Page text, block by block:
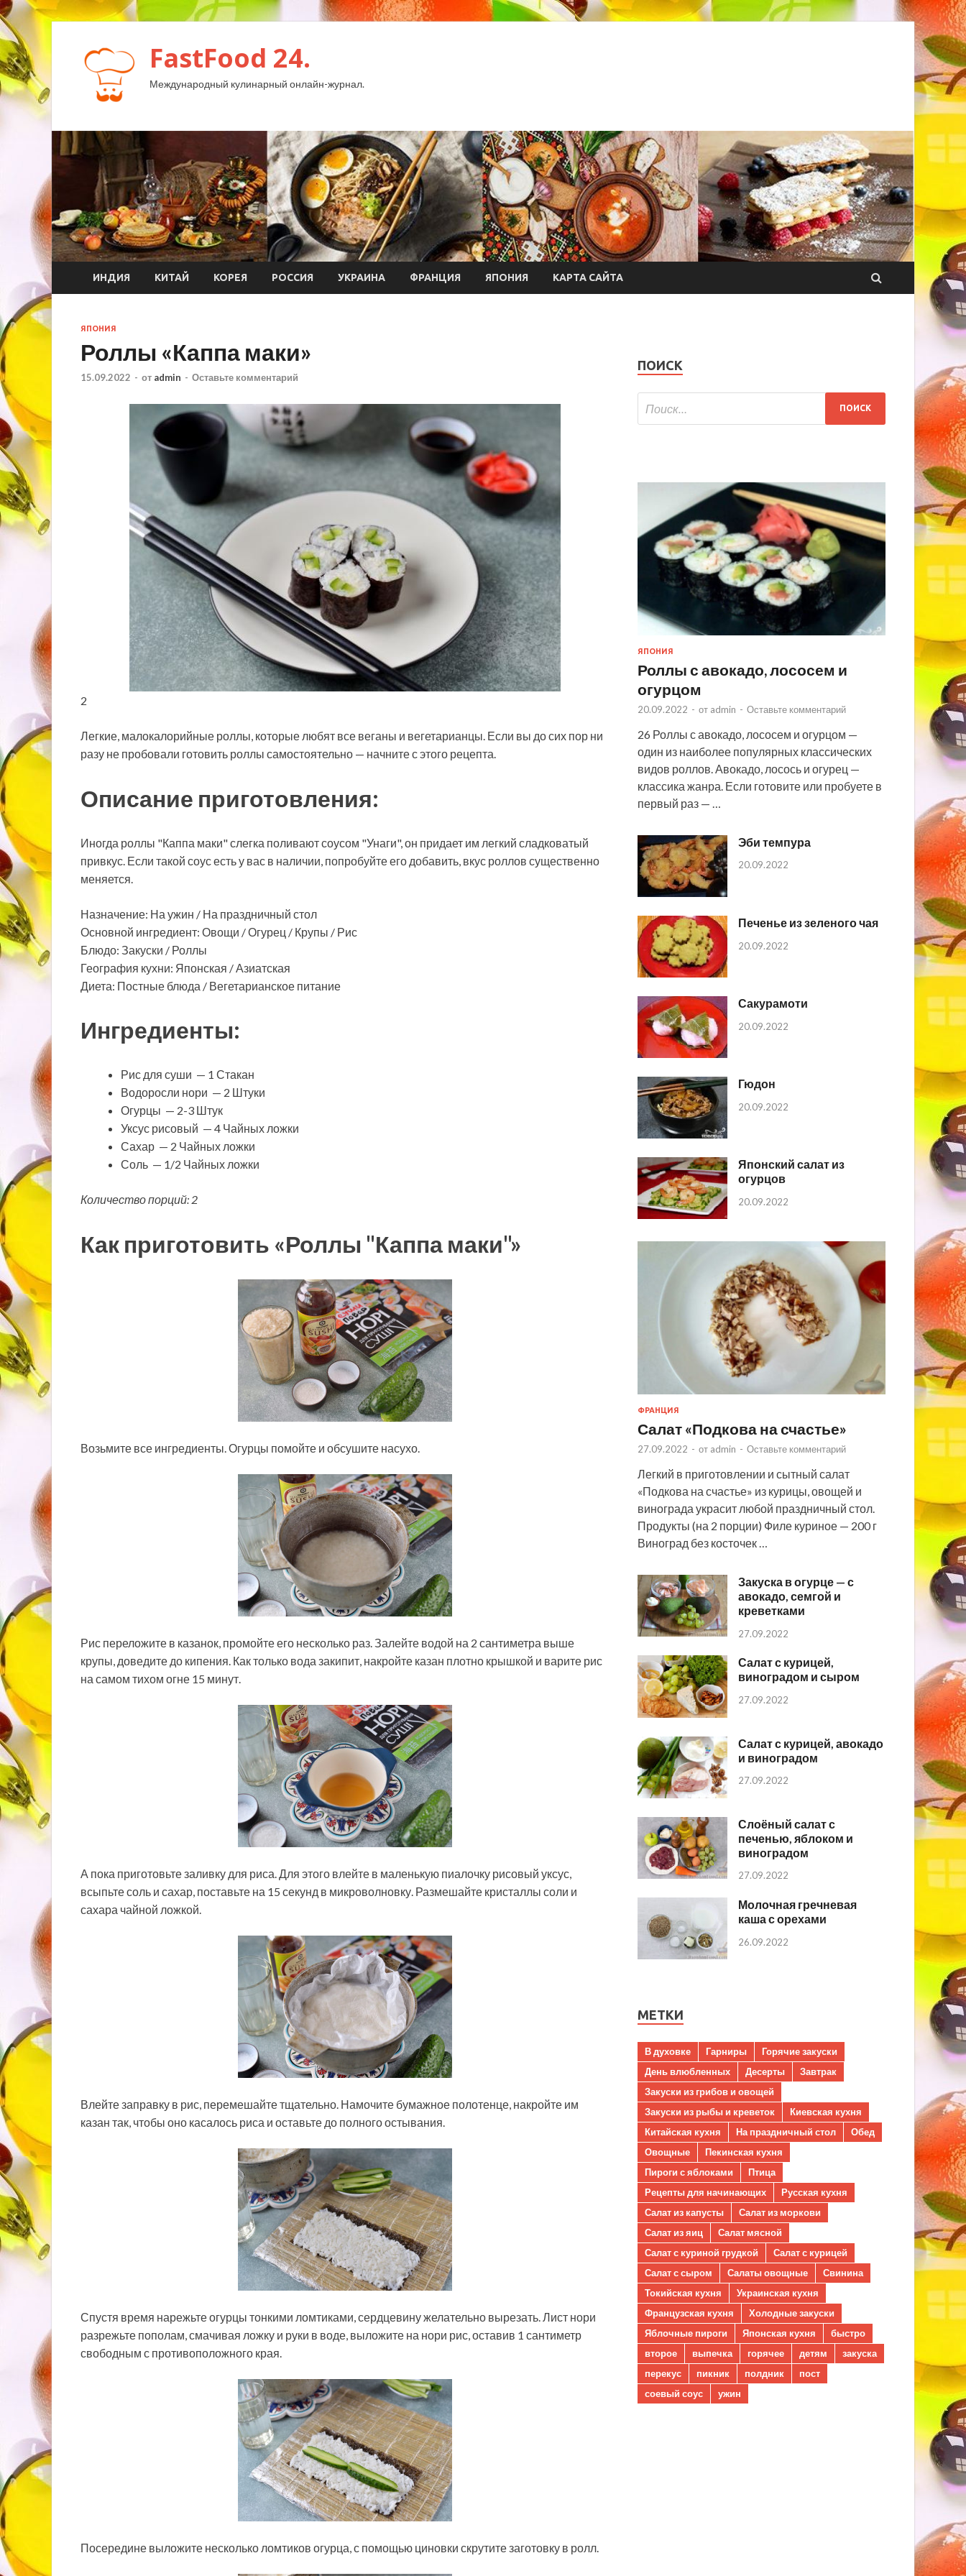
FastFood 24.
Международный кулинарный онлайн-журнал.
ИНДИЯ КИТАЙ КОРЕЯ РОССИЯ УКРАИНА ФРАНЦИЯ ЯПОНИЯ КАРТА САЙТА
ЯПОНИЯ
Роллы «Каппа маки»
15.09.2022 - от admin - Оставьте комментарий
2
Легкие, малокалорийные роллы, которые любят все веганы и вегетарианцы. Если вы до сих пор ни
разу не пробовали готовить роллы самостоятельно — начните с этого рецепта.
Описание приготовления:
Иногда роллы "Каппа маки" слегка поливают соусом "Унаги", он придает им легкий сладковатый
привкус. Если такой соус есть у вас в наличии, попробуйте его добавить, вкус роллов существенно
меняется.
Назначение: На ужин / На праздничный стол
Основной ингредиент: Овощи / Огурец / Крупы / Рис
Блюдо: Закуски / Роллы
География кухни: Японская / Азиатская
Диета: Постные блюда / Вегетарианское питание
Ингредиенты:
Рис для суши — 1 Стакан
Водоросли нори — 2 Штуки
Огурцы — 2-3 Штук
Уксус рисовый — 4 Чайных ложки
Сахар — 2 Чайных ложки
Соль — 1/2 Чайных ложки
Количество порций: 2
Как приготовить «Роллы "Каппа маки"»
Возьмите все ингредиенты. Огурцы помойте и обсушите насухо.
Рис переложите в казанок, промойте его несколько раз. Залейте водой на 2 сантиметра выше
крупы, доведите до кипения. Как только вода закипит, накройте казан плотно крышкой и варите рис
на самом тихом огне 15 минут.
А пока приготовьте заливку для риса. Для этого влейте в маленькую пиалочку рисовый уксус,
всыпьте соль и сахар, поставьте на 15 секунд в микроволновку. Размешайте кристаллы соли и
сахара чайной ложкой.
Влейте заправку в рис, перемешайте тщательно. Намочите бумажное полотенце, накройте им
казан так, чтобы оно касалось риса и оставьте до полного остывания.
Спустя время нарежьте огурцы тонкими ломтиками, сердцевину желательно вырезать. Лист нори
разрежьте пополам, смачивая ложку и руки в воде, выложите на нори рис, оставив 1 сантиметр
свободным с противоположного края.
Посередине выложите несколько ломтиков огурца, с помощью циновки скрутите заготовку в ролл.
ПОИСК
ЯПОНИЯ
Роллы с авокадо, лососем и
огурцом
20.09.2022 - от admin - Оставьте комментарий
26 Роллы с авокадо, лососем и огурцом —
один из наиболее популярных классических
видов роллов. Авокадо, лосось и огурец —
классика жанра. Если готовите или пробуете в
первый раз — …
Эби темпура
20.09.2022
Печенье из зеленого чая
20.09.2022
Сакурамоти
20.09.2022
Гюдон
20.09.2022
Японский салат из
огурцов
20.09.2022
ФРАНЦИЯ
Салат «Подкова на счастье»
27.09.2022 - от admin - Оставьте комментарий
Легкий в приготовлении и сытный салат
«Подкова на счастье» из курицы, овощей и
винограда украсит любой праздничный стол.
Продукты (на 2 порции) Филе куриное — 200 г
Виноград без косточек …
Закуска в огурце — с
авокадо, семгой и
креветками
27.09.2022
Салат с курицей,
виноградом и сыром
27.09.2022
Салат с курицей, авокадо
и виноградом
27.09.2022
Слоёный салат с
печенью, яблоком и
виноградом
27.09.2022
Молочная гречневая
каша с орехами
26.09.2022
МЕТКИ
В духовке Гарниры
Горячие закуски
День влюбленных
Десерты
Завтрак
Закуски из грибов и овощей
Закуски из рыбы и креветок
Киевская кухня
Китайская кухня
На праздничный стол
Обед
Овощные
Пекинская кухня
Пироги с яблоками
Птица
Рецепты для начинающих
Русская кухня
Салат из капусты
Салат из моркови
Салат из яиц
Салат мясной
Салат с куриной грудкой
Салат с курицей
Салат с сыром
Салаты овощные
Свинина
Токийская кухня
Украинская кухня
Французская кухня
Холодные закуски
Яблочные пироги
Японская кухня
быстро
второе
выпечка горячее детям
закуска
перекус
пикник полдник
пост
соевый соус
ужин